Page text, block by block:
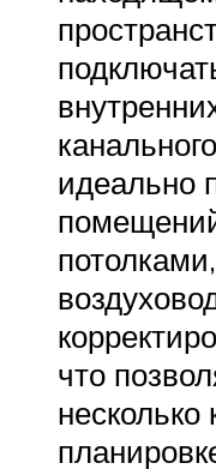
идеально
что